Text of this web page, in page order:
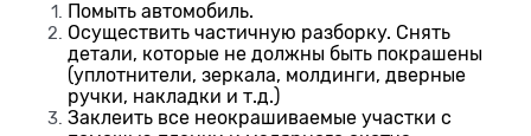
Помыть автомобиль.
Осуществить частичную разборку. Снять
детали, которые не должны быть покрашены
(уплотнители, зеркала, молдинги, дверные
ручки, накладки и т.д.)
Заклеить все неокрашиваемые участки с